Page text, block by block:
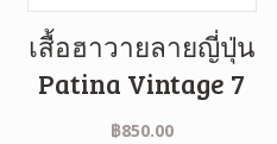
เสื้อฮาวายลายญี่ปุ่น
Patina Vintage 7
฿850.00